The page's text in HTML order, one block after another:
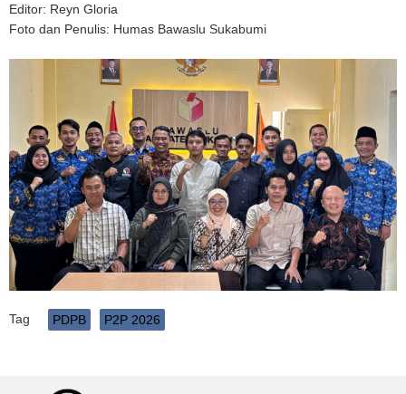
Editor: Reyn Gloria
Foto dan Penulis: Humas Bawaslu Sukabumi
Tag PDPB P2P 2026